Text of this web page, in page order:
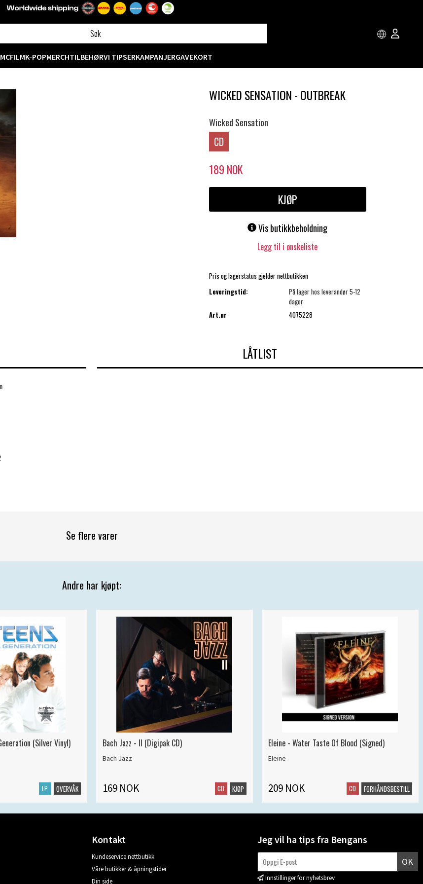
MCFILMK-POPMERCHTILBEHØRVI TIPSERKAMPANJERGAVEKORT
WICKED SENSATION - OUTBREAK
Wicked Sensation
CD
189 NOK
KJØP
Vis butikkbeholdning
Legg til i ønskeliste
Pris og lagerstatus gjelder nettbutikken
Leveringstid:
På lager hos leverandør 5-12
dager
Art.nr
4075228
LÅTLIST
Se flere varer
Andre har kjøpt:
(Silver Vinyl)
LP OVERVÅK
Bach Jazz - II (Digipak CD)
Bach Jazz
169 NOK CD KJØP
Eleine - Water Taste Of Blood (Signed)
Eleine
209 NOK CD FORHÅNDSBESTILL
Kontakt
Kundeservice nettbutikk
Våre butikker & åpningstider
Din side
Jeg vil ha tips fra Bengans
OK
Innstillinger for nyhetsbrev